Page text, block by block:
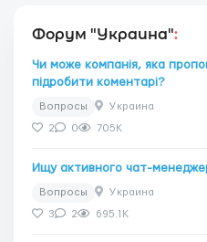
Форум "Украина":
Чи може компанія, яка
підробити коментарі?
Вопросы Украина
2 0 705K
Ищу активного чат-
Вопросы Украина
3 2 695.1K